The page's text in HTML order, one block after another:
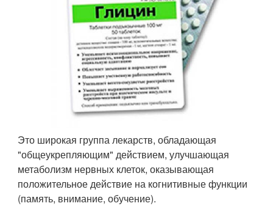
Это широкая группа лекарств, обладающая
"общеукрепляющим" действием, улучшающая
метаболизм нервных клеток, оказывающая
положительное действие на когнитивные функции
(память, внимание, обучение).